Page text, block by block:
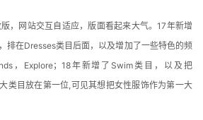
，网站交互自适应，版面看起来大气。17年新增
排在Dresses类目后面，以及增加了一些特色的频
，Explore；18年新增了Swim类目，以及把
类目放在第一位,可见其想把女性服饰作为第一大